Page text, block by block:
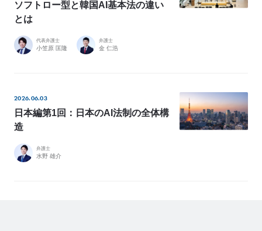
ソフトロー型と韓国AI基本法の違い
とは
代表弁護士
小笠原 匡隆
弁護士
金 仁浩
2026.06.03
日本編第1回：日本のAI法制の全体構
造
弁護士
水野 雄介